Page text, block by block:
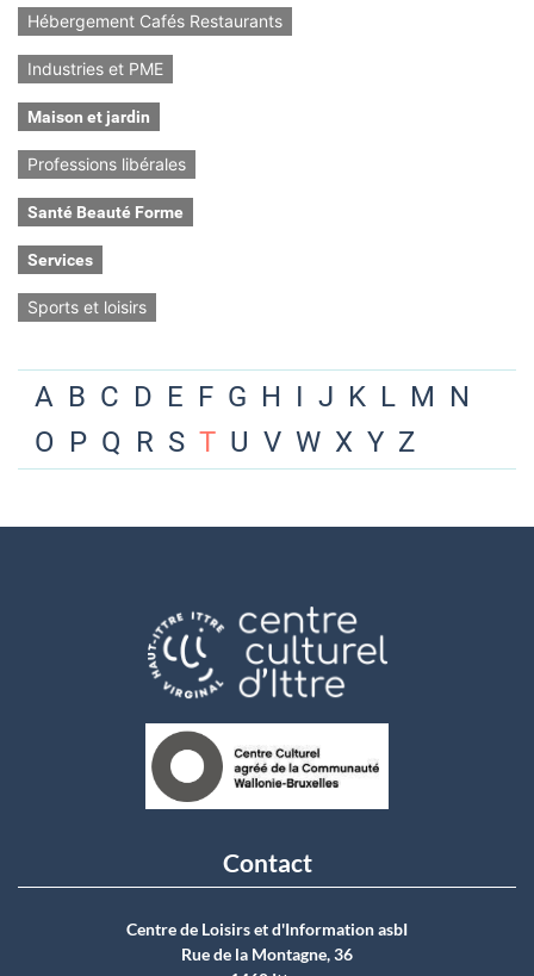
Hébergement Cafés Restaurants
Industries et PME
Maison et jardin
Professions libérales
Santé Beauté Forme
Services
Sports et loisirs
A B C D E F G H I J K L M N
O P Q R S T U V W X Y Z
Contact
Centre de Loisirs et d'Information asbI
Rue de la Montagne, 36